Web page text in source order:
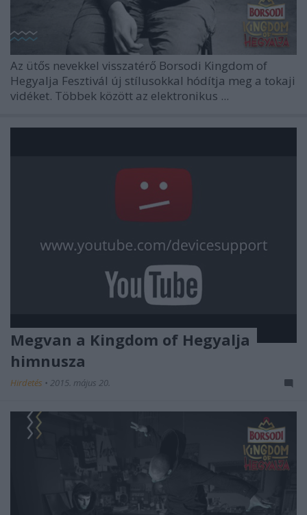
Az ütős nevekkel visszatérő Borsodi Kingdom of
Hegyalja Fesztivál új stílusokkal hódítja meg a tokaji
vidéket. Többek között az elektronikus ...
Megvan a Kingdom of Hegyalja
himnusza
Hirdetés • 2015. május 20.